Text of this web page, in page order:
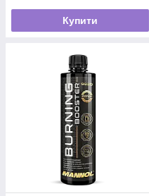
Купити